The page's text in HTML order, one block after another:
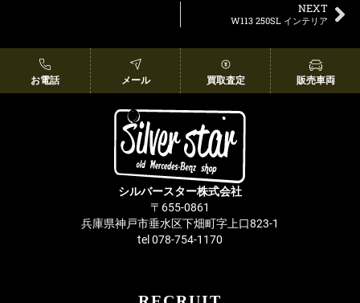
NEXT
W113 250SL インテリア
お電話 メール 買取査定 販売車両
シルバースター株式会社
〒655-0861
兵庫県神戸市垂水区下畑町字上口823-1
tel 078-754-1170